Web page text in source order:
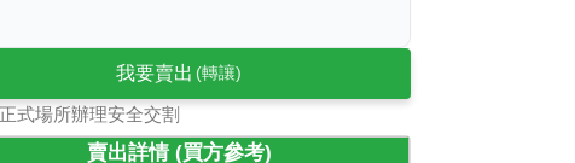
我要賣出 (轉讓)
式場所辦理安全交割
賣出詳情 (買方參考)